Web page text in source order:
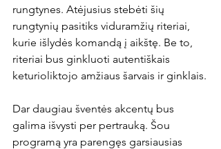
rungtynes. Atėjusius stebėti šių
rungtynių pasitiks viduramžių riteriai,
kurie išlydės komandą į aikštę. Be to,
riteriai bus ginkluoti autentiškais
keturioliktojo amžiaus šarvais ir ginklais.
Dar daugiau šventės akcentų bus
galima išvysti per pertrauką. Šou
programą yra parengęs garsiausias